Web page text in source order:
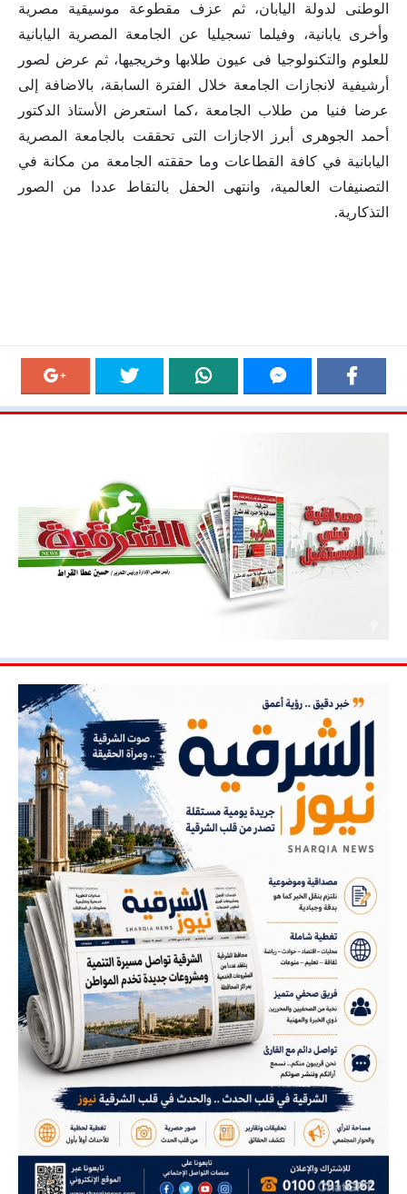
الوطنى لدولة اليابان، ثم عزف مقطوعة موسيقية مصرية
وأخرى يابانية، وفيلما تسجيليا عن الجامعة المصرية اليابانية
للعلوم والتكنولوجيا فى عيون طلابها وخريجيها، ثم عرض لصور
أرشيفية لانجازات الجامعة خلال الفترة السابقة، بالاضافة إلى
عرضا فنيا من طلاب الجامعة ،كما استعرض الأستاذ الدكتور
أحمد الجوهرى أبرز الاجازات التى تحققت بالجامعة المصرية
اليابانية في كافة القطاعات وما حققته الجامعة من مكانة في
التصنيفات العالمية، وانتهى الحفل بالتقاط عددا من الصور
التذكارية.